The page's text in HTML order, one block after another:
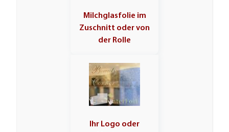
Milchglasfolie im
Zuschnitt oder von